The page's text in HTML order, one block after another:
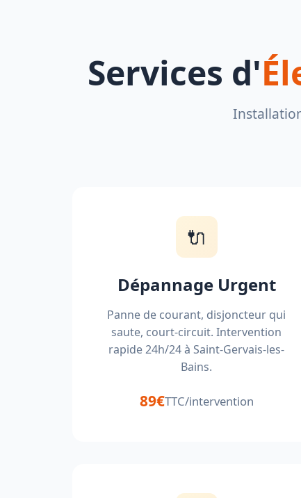
Services d'
🔌
Dépannage Urgent
Panne de courant, disjoncteur qui
saute, court-circuit. Intervention
rapide 24h/24 à Saint-Gervais-les-
Bains.
89€TTC/intervention